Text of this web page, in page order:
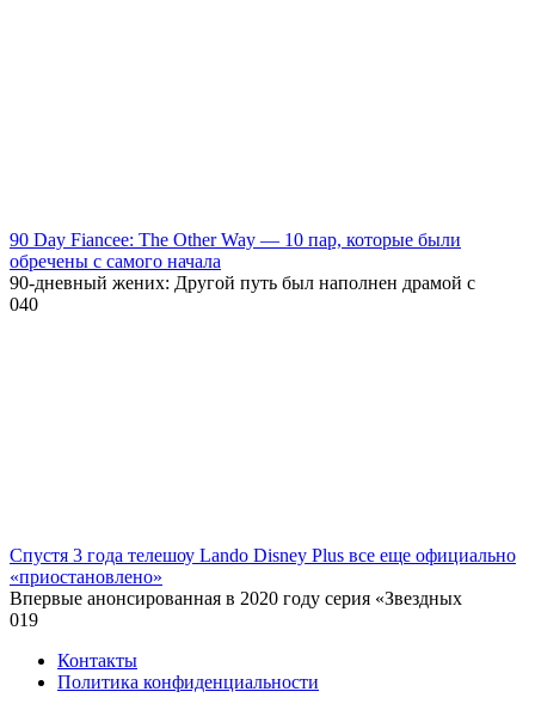
90 Day Fiancee: The Other Way — 10 пар, которые были
обречены с самого начала
90-дневный жених: Другой путь был наполнен драмой с
040
Спустя 3 года телешоу Lando Disney Plus все еще официально
«приостановлено»
Впервые анонсированная в 2020 году серия «Звездных
019
Контакты
Политика конфиденциальности